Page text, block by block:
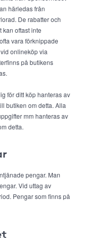
härledas från
De rabatter och
kan oftast inte
vara förknippade
onlineköp via
på butikens
för ditt köp hanteras av
butiken om detta. Alla
mm hanteras av
detta.
pengar. Man
Vid uttag av
Pengar som finns på